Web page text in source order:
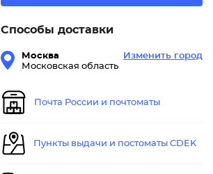
Способы доставки
Москва
Московская область
Изменить город
Почта России и почтоматы
Пункты выдачи и постоматы CDEK